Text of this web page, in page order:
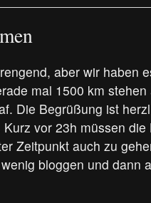
aber wir haben
mal 1500 km
Die Begrüßung ist
vor 23h müssen
Zeitpunkt auch zu
bloggen und dann